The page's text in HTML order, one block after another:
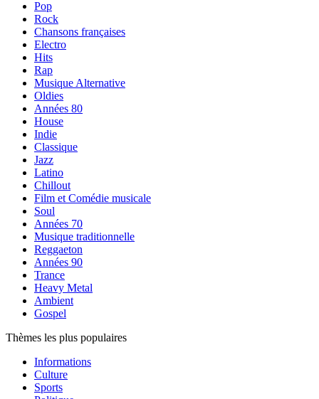
Pop
Rock
Chansons françaises
Electro
Hits
Rap
Musique Alternative
Oldies
Années 80
House
Indie
Classique
Jazz
Latino
Chillout
Film et Comédie musicale
Soul
Années 70
Musique traditionnelle
Reggaeton
Années 90
Trance
Heavy Metal
Ambient
Gospel
Thèmes les plus populaires
Informations
Culture
Sports